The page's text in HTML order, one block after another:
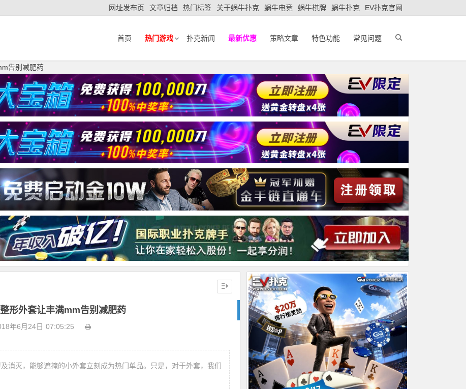
网址发布页 文章归档 热门标签 关于蜗牛扑克 蜗牛电竞 蜗牛棋牌 蜗牛扑克 EV扑克官网
首页 热门游戏 扑克新闻 最新优惠 策略文章 特色功能 常见问题
告别减肥药
形外套让丰满mm告别减肥药
年6月24日 07:05:25
消灭，能够遮掩的小外套立刻成为热门单品。只是，对于外套，我们